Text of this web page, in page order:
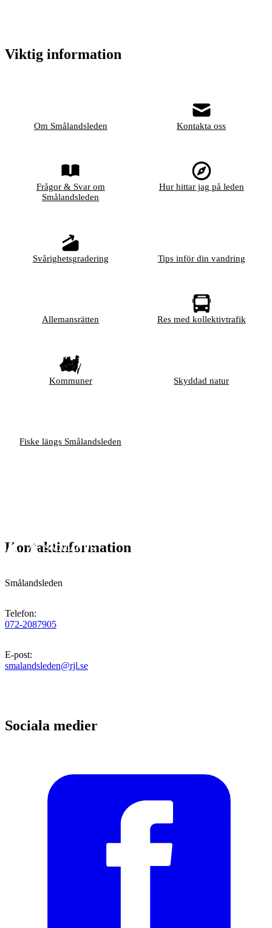
Viktig information
Om Smålandsleden Kontakta oss
Frågor & Svar om
Smålandsleden
Hur hittar jag på leden
Svårighetsgradering Tips inför din vandring
Allemansrätten Res med kollektivtrafik
Kommuner Skyddad natur
Fiske längs Smålandsleden
Kontaktinformation
Smålandsleden
Telefon:
072-2087905
E-post:
smalandsleden@rjl.se
Sociala medier